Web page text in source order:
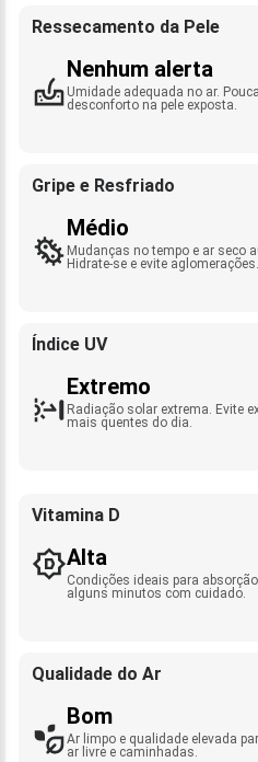
Ressecamento da Pele
Nenhum alerta
Umidade adequada no ar.
desconforto na pele exposta.
Gripe e Resfriado
Médio
Mudanças no tempo e ar seco
Hidrate-se e evite aglomerações.
Índice UV
Extremo
Radiação solar extrema. Evite
mais quentes do dia.
Vitamina D
Alta
Condições ideais para
alguns minutos com cuidado.
Qualidade do Ar
Bom
Ar limpo e qualidade elevada
ar livre e caminhadas.